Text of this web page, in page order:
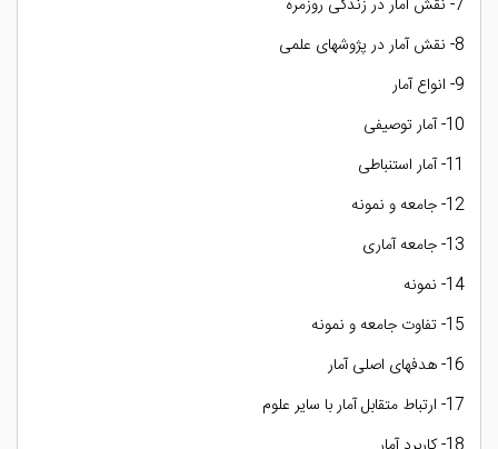
7- نقش آمار در زندگی روزمره
8- نقش آمار در پژوشهای علمی
9- انواع آمار
10- آمار توصیفی
11- آمار استنباطی
12- جامعه و نمونه
13- جامعه آماری
14- نمونه
15- تفاوت جامعه و نمونه
16- هدفهای اصلی آمار
17- ارتباط متقابل آمار با سایر علوم